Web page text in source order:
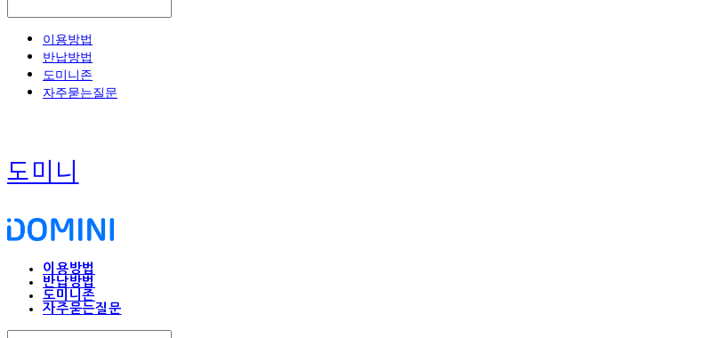
이용방법
반납방법
도미니존
자주묻는질문
도미니
이용방법
반납방법
도미니존
자주묻는질문